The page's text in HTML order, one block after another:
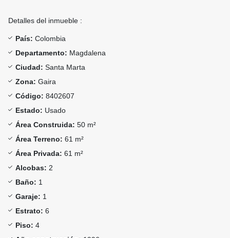
Detalles del inmueble :
País: Colombia
Departamento: Magdalena
Ciudad: Santa Marta
Zona: Gaira
Código: 8402607
Estado: Usado
Área Construida: 50 m²
Área Terreno: 61 m²
Área Privada: 61 m²
Alcobas: 2
Baño: 1
Garaje: 1
Estrato: 6
Piso: 4